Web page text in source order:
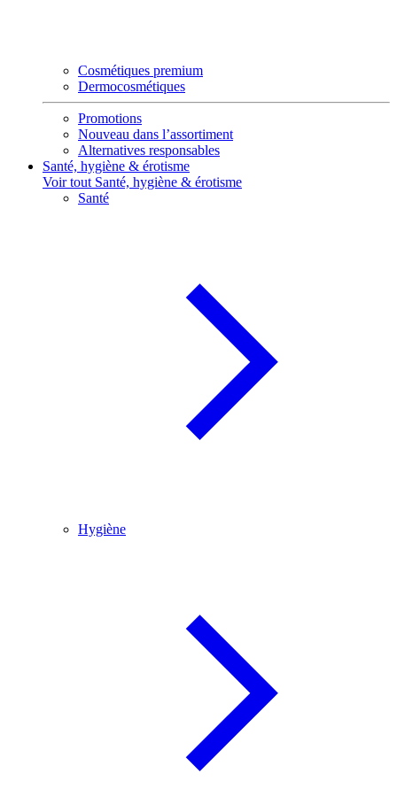
Cosmétiques premium
Dermocosmétiques
Promotions
Nouveau dans l’assortiment
Alternatives responsables
Santé, hygiène & érotisme
Voir tout Santé, hygiène & érotisme
Santé
Hygiène